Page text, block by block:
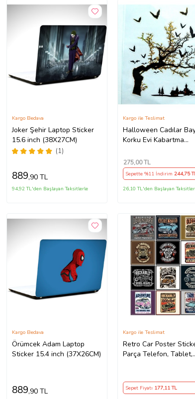
Joker Şehir Laptop Sticker
15.6 inch (38X27CM)
(1)
Kargo Bedava
889,90 TL
94,92 TL'den Başlayan Taksitlerle
Halloween Cadılar
Korku Evi Kabartma
Kargo ile Teslimat
275,00 TL
Sepette %11 İndirim 244,75
26,10 TL'den Başlayan
Örümcek Adam Laptop
Sticker 15.4 inch (37X26CM)
Kargo Bedava
889,90 TL
Retro Car Poster
Parça Telefon, Tablet,
Kargo ile Teslimat
Sepet Fiyatı 177,11 TL